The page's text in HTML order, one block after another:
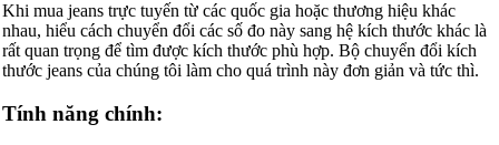
Khi mua jeans trực tuyến từ các quốc gia hoặc thương hiệu khác
nhau, hiểu cách chuyển đổi các số đo này sang hệ kích thước khác là
rất quan trọng để tìm được kích thước phù hợp. Bộ chuyển đổi kích
thước jeans của chúng tôi làm cho quá trình này đơn giản và tức thì.
Tính năng chính: